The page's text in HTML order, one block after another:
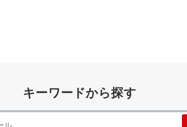
キーワードから探す